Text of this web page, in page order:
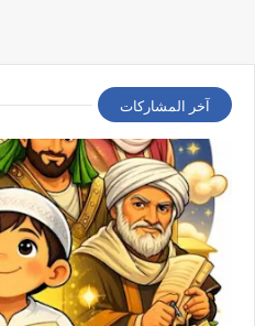
آخر المشاركات